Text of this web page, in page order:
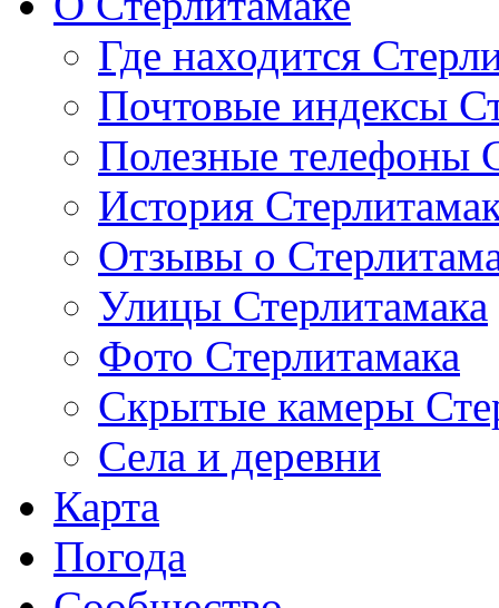
Где находится
Почтовые индексы
Полезные телефоны
История
Отзывы о
Улицы Стерлитамака
Фото Стерлитамака
Скрытые камеры
Села и деревни
Карта
Погода